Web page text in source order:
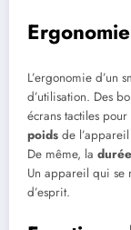
L’ergonomie d’un
d’utilisation. Des
écrans tactiles
poids de
De même, la
Un appareil qui se
d’esprit.